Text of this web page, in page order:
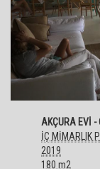
AKÇURA EVİ
İÇ MİMARLIK
2019
180 m2